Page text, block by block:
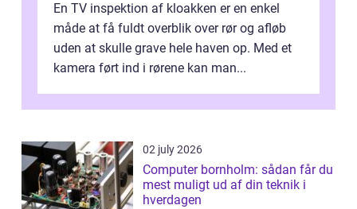
En TV inspektion af kloakken er en enkel
måde at få fuldt overblik over rør og afløb
uden at skulle grave hele haven op. Med et
kamera ført ind i rørene kan man...
02 july 2026
Computer bornholm: sådan får du
mest muligt ud af din teknik i
hverdagen